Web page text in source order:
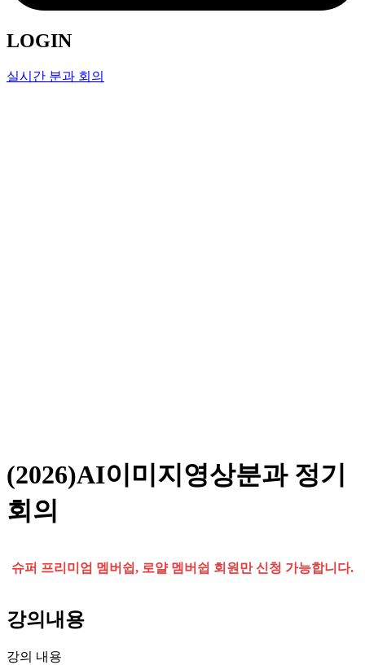
LOGIN
실시간 분과 회의
(2026)AI이미지영상분과 정기
회의
슈퍼 프리미엄 멤버쉽, 로얄 멤버쉽 회원만 신청 가능합니다.
강의내용
강의 내용